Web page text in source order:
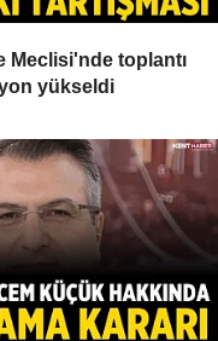
Meclisi'nde toplantı
yükseldi